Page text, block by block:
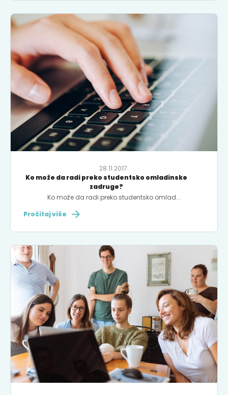
28.11.2017.
Ko može da radi preko studentsko omladinske
zadruge?
Ko može da radi preko studentsko omlad...
Pročitaj više